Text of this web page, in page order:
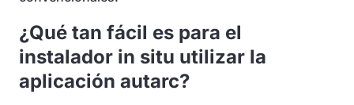
¿Qué tan fácil es para el
instalador in situ utilizar la
aplicación autarc?